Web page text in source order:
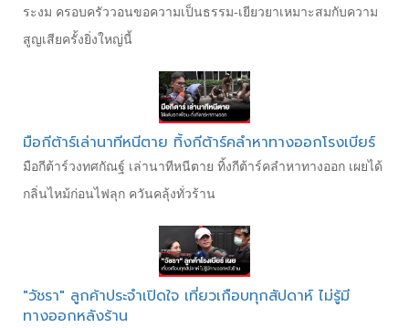
ระงม ครอบครัววอนขอความเป็นธรรม-เยียวยาเหมาะสมกับความ
สูญเสียครั้งยิ่งใหญ่นี้
มือกีต้าร์เล่านาทีหนีตาย ทิ้งกีต้าร์คลำหาทางออกโรงเบียร์
มือกีต้าร์วงทศกัณฐ์ เล่านาทีหนีตาย ทิ้งกีต้าร์คลำหาทางออก เผยได้
กลิ่นไหม้ก่อนไฟลุก ควันคลุ้งทั่วร้าน
"วัชรา" ลูกค้าประจำเปิดใจ เที่ยวเกือบทุกสัปดาห์ ไม่รู้มี
ทางออกหลังร้าน